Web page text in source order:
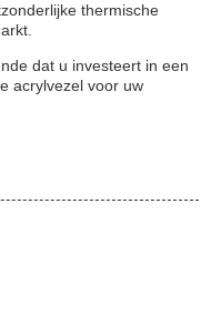
thermische
dat u investeert in een
acrylvezel voor uw